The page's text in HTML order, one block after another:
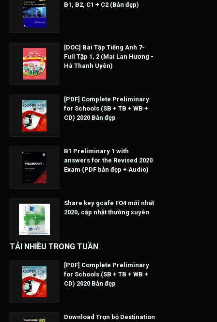
B1, B2, C1 + C2 (Bản đẹp)
[DOC] Bài Tập Tiếng Anh 7-
Full Tập 1, 2 (Mai Lan Hương -
Hà Thanh Uyên)
[PDF] Complete Preliminary
for Schools (SB + TB + WB +
CD) 2020 Bản đẹp
B1 Preliminary 1 with
answers for the Revised 2020
Exam (PDF bản đẹp + Audio)
Share key gcafe FO4 mới nhất
2020, cập nhật thường xuyên
TẢI NHIỀU TRONG TUẦN
[PDF] Complete Preliminary
for Schools (SB + TB + WB +
CD) 2020 Bản đẹp
Download Trọn bộ Destination